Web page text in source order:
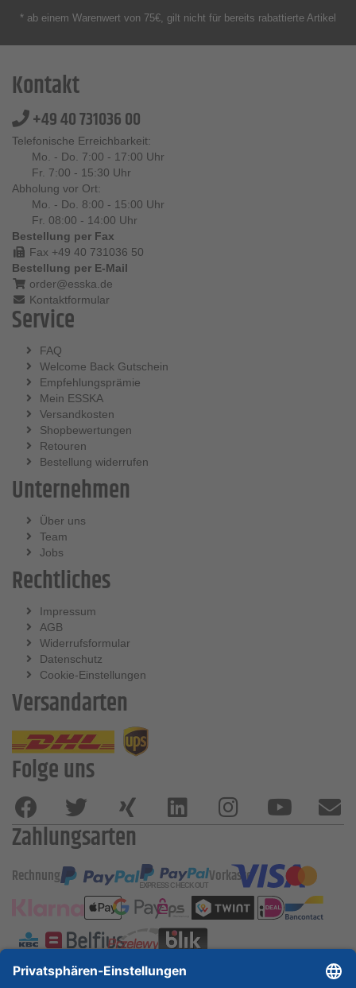
* ab einem Warenwert von 75€, gilt nicht für bereits rabattierte Artikel
Kontakt
+49 40 731036 00
Telefonische Erreichbarkeit:
Mo. - Do. 7:00 - 17:00 Uhr
Fr. 7:00 - 15:30 Uhr
Abholung vor Ort:
Mo. - Do. 8:00 - 15:00 Uhr
Fr. 08:00 - 14:00 Uhr
Bestellung per Fax
Fax +49 40 731036 50
Bestellung per E-Mail
order@esska.de
Kontaktformular
Service
FAQ
Welcome Back Gutschein
Empfehlungsprämie
Mein ESSKA
Versandkosten
Shopbewertungen
Retouren
Bestellung widerrufen
Unternehmen
Über uns
Team
Jobs
Rechtliches
Impressum
AGB
Widerrufsformular
Datenschutz
Cookie-Einstellungen
Versandarten
Folge uns
Zahlungsarten
Rechnung Vorkasse
ESSKA International